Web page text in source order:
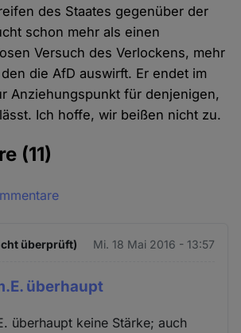
des Staates gegenüber der
schon mehr als einen
Versuch des Verlockens, mehr
die AfD auswirft. Er endet im
Anziehungspunkt für denjenigen,
Ich hoffe, wir beißen nicht zu.
(11)
überprüft) Mi. 18 Mai 2016 - 13:57
überhaupt
überhaupt keine Stärke; auch